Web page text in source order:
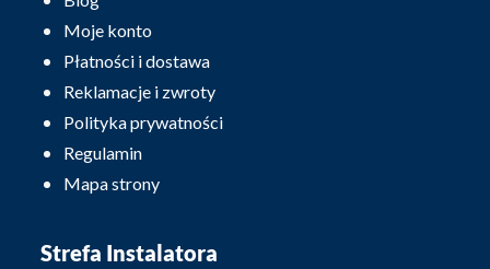
Moje konto
Płatności i dostawa
Reklamacje i zwroty
Polityka prywatności
Regulamin
Mapa strony
Strefa Instalatora